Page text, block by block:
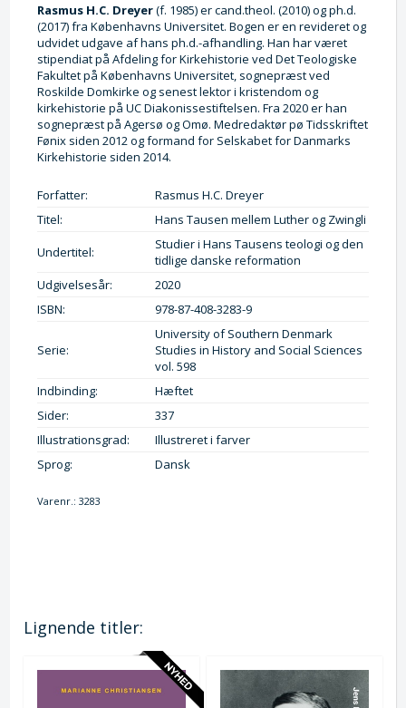
Rasmus H.C. Dreyer(f. 1985) er cand.theol. (2010) og ph.d.
(2017) fra Københavns Universitet. Bogen er en revideret og
udvidet udgave af hans ph.d.-afhandling. Han har været
stipendiat på Afdeling for Kirkehistorie ved Det Teologiske
Fakultet på Københavns Universitet, sognepræst ved
Roskilde Domkirke og senest lektor i kristendom og
kirkehistorie på UC Diakonissestiftelsen. Fra 2020 er han
sognepræst på Agersø og Omø. Medredaktør pø Tidsskriftet
Fønix siden 2012 og formand for Selskabet for Danmarks
Kirkehistorie siden 2014.
Forfatter:
Rasmus H.C. Dreyer
Titel:
Hans Tausen mellem Luther og Zwingli
Undertitel:
Studier i Hans Tausens teologi og den
tidlige danske reformation
Udgivelsesår:
2020
ISBN:
978-87-408-3283-9
Serie:
University of Southern Denmark
Studies in History and Social Sciences
vol. 598
Indbinding:
Hæftet
Sider:
337
Illustrationsgrad:
Illustreret i farver
Sprog:
Dansk
Varenr.:3283
Lignende titler: